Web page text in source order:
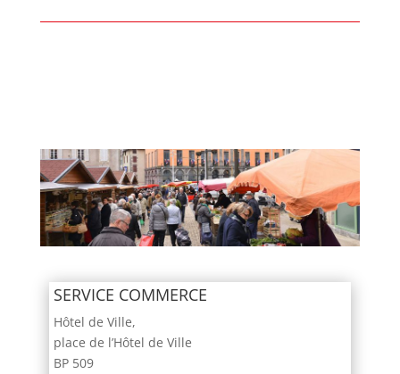
SERVICE COMMERCE
Hôtel de Ville,
place de l’Hôtel de Ville
BP 509